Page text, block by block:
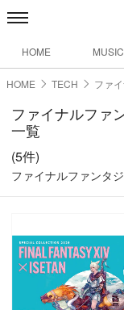
HOME MUSIC
HOME TECH ファ
ファイナルファ
一覧
(5件)
ファイナルファンタ